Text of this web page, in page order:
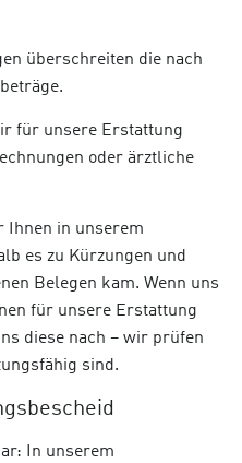
überschreiten die nach
für unsere Erstattung
oder ärztliche
Ihnen in unserem
es zu Kürzungen und
Belegen kam. Wenn uns
für unsere Erstattung
diese nach – wir prüfen
sind.
In unserem